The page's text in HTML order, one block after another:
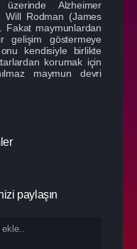
Alzheimer
Will Rodman (James
Fakat maymunlardan
gelişim göstermeye
kendisiyle birlikte
korumak için
maymun devri
paylaşın